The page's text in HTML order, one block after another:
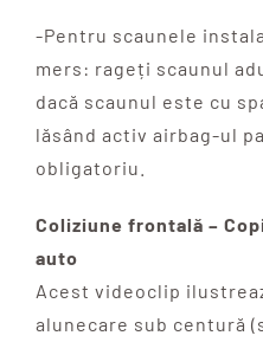
-Pentru scaunele
mers: rageți scaunul
dacă scaunul este cu
lăsând activ airbag-ul
obligatoriu.
Coliziune frontală –
auto
Acest videoclip
alunecare sub centură